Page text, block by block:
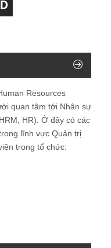
Resources
quan tâm tới Nhân sự
HR). Ở đây có các
lĩnh vực Quản trị
trong tổ chức: